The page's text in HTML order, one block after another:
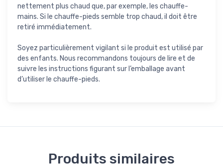
nettement plus chaud que, par exemple, les chauffe-
mains. Si le chauffe-pieds semble trop chaud, il doit être
retiré immédiatement.
Soyez particulièrement vigilant si le produit est utilisé par
des enfants. Nous recommandons toujours de lire et de
suivre les instructions figurant sur l’emballage avant
d’utiliser le chauffe-pieds.
Produits similaires